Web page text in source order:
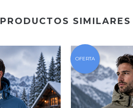
PRODUCTOS SIMILARES
OFERTA